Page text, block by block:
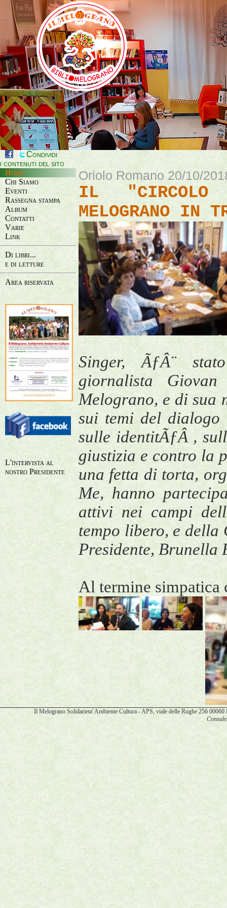
Condividi
i contenuti del sito
Home
Chi Siamo
Eventi
Rassegna stampa
Album
Contatti
Varie
Link
Di libri...
e di letture
Area riservata
L'intervista al
nostro Presidente
Oriolo Romano 20/10/
IL "CIRCOLO
MELOGRANO IN
Singer, ÃƒÂ¨
giornalista
Melograno, e di sua
sui temi del
sulle identitÃƒÂ ,
giustizia e contro la
una fetta di torta,
Me, hanno
attivi nei campi
tempo libero, e
Presidente, Brunella
Al termine simpatica
Il Melograno Solidarieta' Ambiente Cultura - APS, viale delle Rughe 256